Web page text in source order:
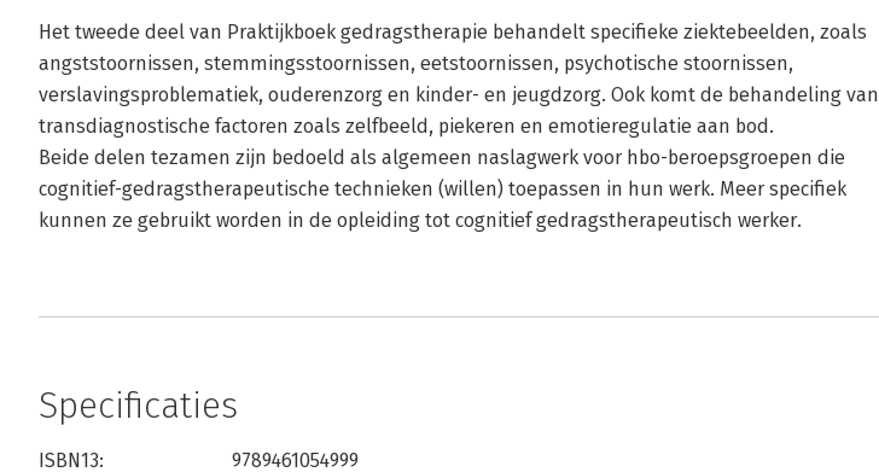
Het tweede deel van Praktijkboek gedragstherapie behandelt specifieke ziektebeelden, zoals
angststoornissen, stemmingsstoornissen, eetstoornissen, psychotische stoornissen,
verslavingsproblematiek, ouderenzorg en kinder- en jeugdzorg. Ook komt de behandeling van
transdiagnostische factoren zoals zelfbeeld, piekeren en emotieregulatie aan bod.
Beide delen tezamen zijn bedoeld als algemeen naslagwerk voor hbo-beroepsgroepen die
cognitief-gedragstherapeutische technieken (willen) toepassen in hun werk. Meer specifiek
kunnen ze gebruikt worden in de opleiding tot cognitief gedragstherapeutisch werker.
Specificaties
ISBN13:
9789461054999